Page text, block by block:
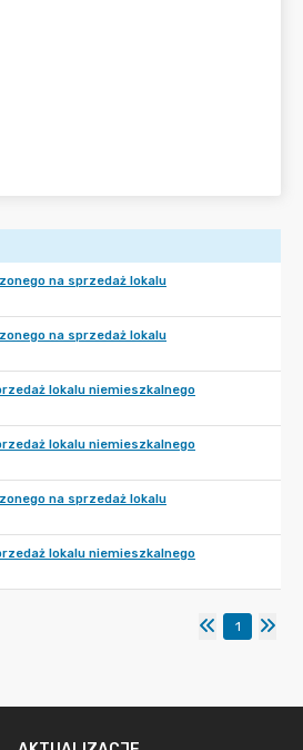
na sprzedaż lokalu
na sprzedaż lokalu
lokalu niemieszkalnego
lokalu niemieszkalnego
na sprzedaż lokalu
lokalu niemieszkalnego
1